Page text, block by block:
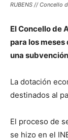
RUBENS // Concello
El Concello de
para los
una
La dotación
destinados al
El proceso de
se hizo en el